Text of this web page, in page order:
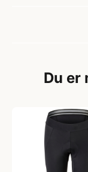
Du er